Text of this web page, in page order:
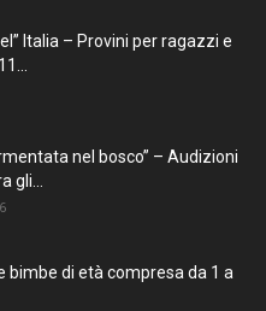
Italia – Provini per ragazzi e
nel bosco” – Audizioni
gli...
bimbe di età compresa da 1 a